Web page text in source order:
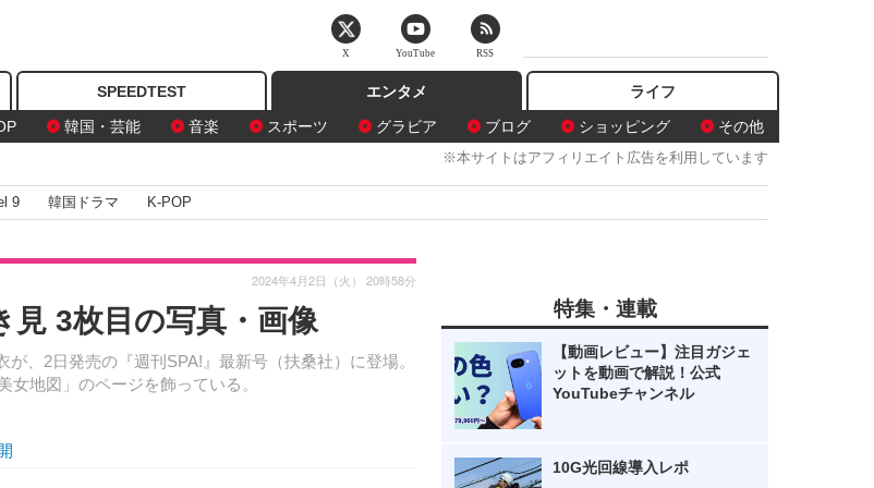
SPEEDTEST
エンタメ
韓国・芸能 音楽 スポーツ グラビア ブログ ショッピング その他
ライフ
※本サイトはアフィリエイト広告を利用しています
9 韓国ドラマ K-POP
見 3枚目の写真・画像
、2日発売の『週刊SPA!』最新号（扶桑社）に登場。
地図」のページを飾っている。
2024年4月2日（火） 20時58分
特集・連載
【動画レビュー】注目ガジェ
ットを動画で解説！公式
YouTubeチャンネル
10G光回線導入レポ
X YouTube RSS